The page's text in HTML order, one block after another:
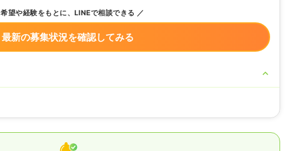
希望や経験をもとに、LINEで相談できる
最新の募集状況を確認してみる